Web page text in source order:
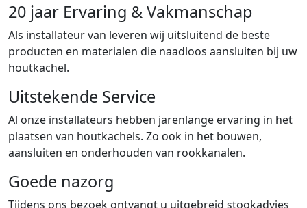
20 jaar Ervaring & Vakmanschap
Als installateur van leveren wij uitsluitend de beste
producten en materialen die naadloos aansluiten bij uw
houtkachel.
Uitstekende Service
Al onze installateurs hebben jarenlange ervaring in het
plaatsen van houtkachels. Zo ook in het bouwen,
aansluiten en onderhouden van rookkanalen.
Goede nazorg
Tijdens ons bezoek ontvangt u uitgebreid stookadvies